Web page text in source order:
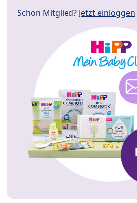
Schon Mitglied? Jetzt einloggen